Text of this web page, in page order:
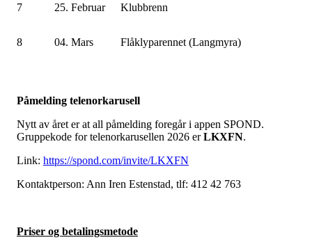
7 25. Februar Klubbrenn
8 04. Mars Flåklyparennet (Langmyra)
Påmelding telenorkarusell
Nytt av året er at all påmelding foregår i appen SPOND.
Gruppekode for telenorkarusellen 2026 erLKXFN.
Link: https://spond.com/invite/LKXFN
Kontaktperson: Ann Iren Estenstad, tlf: 412 42 763
Priser og betalingsmetode